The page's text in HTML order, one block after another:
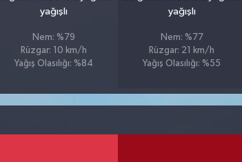
yağışlı
Nem: %79
Rüzgar: 10 km/h
Yağış Olasılığı: %84
yağışlı
Nem: %77
Rüzgar: 21 km/h
Yağış Olasılığı: %55